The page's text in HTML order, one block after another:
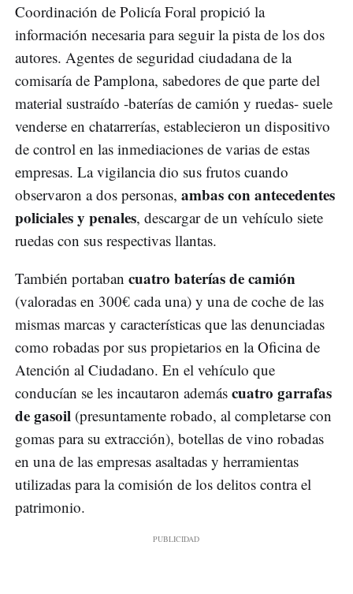
Coordinación de Policía Foral propició la
información necesaria para seguir la pista de los dos
autores. Agentes de seguridad ciudadana de la
comisaría de Pamplona, sabedores de que parte del
material sustraído -baterías de camión y ruedas- suele
venderse en chatarrerías, establecieron un dispositivo
de control en las inmediaciones de varias de estas
empresas. La vigilancia dio sus frutos cuando
observaron a dos personas, ambas con antecedentes
policiales y penales, descargar de un vehículo siete
ruedas con sus respectivas llantas.
También portaban cuatro baterías de camión
(valoradas en 300€ cada una) y una de coche de las
mismas marcas y características que las denunciadas
como robadas por sus propietarios en la Oficina de
Atención al Ciudadano. En el vehículo que
conducían se les incautaron además cuatro garrafas
de gasoil (presuntamente robado, al completarse con
gomas para su extracción), botellas de vino robadas
en una de las empresas asaltadas y herramientas
utilizadas para la comisión de los delitos contra el
patrimonio.